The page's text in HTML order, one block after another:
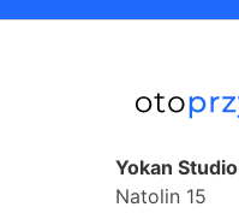
Yokan Studio
Natolin 15